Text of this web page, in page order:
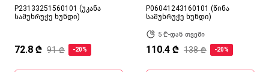
P23133251560101 (უკანა
სამუხრუჭე ხუნდი)
72.8 ₾ 91 ₾ -20%
P06041243160101 (წინა
სამუხრუჭე ხუნდი)
5 ₾-დან თვეში
110.4 ₾ 138 ₾ -20%